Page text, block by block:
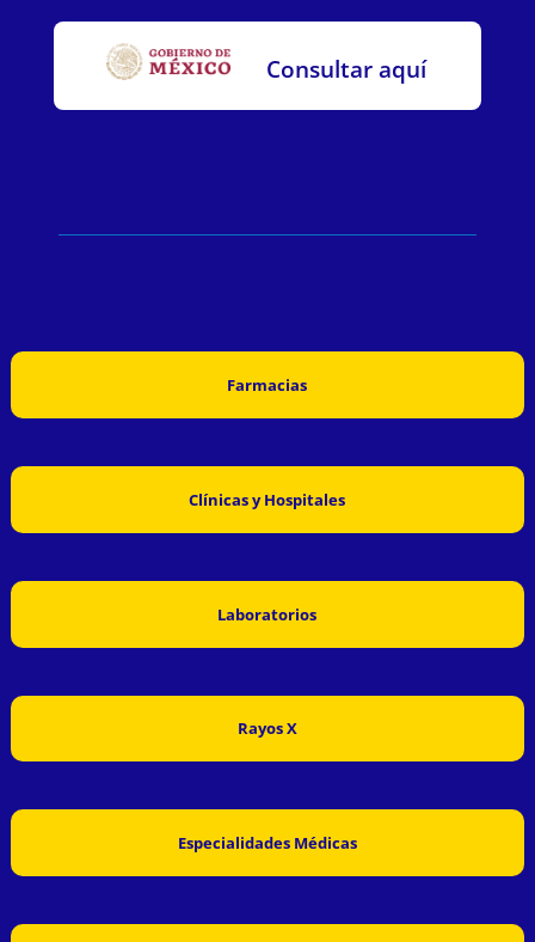
Consultar aquí
Farmacias
Clínicas y Hospitales
Laboratorios
Rayos X
Especialidades Médicas